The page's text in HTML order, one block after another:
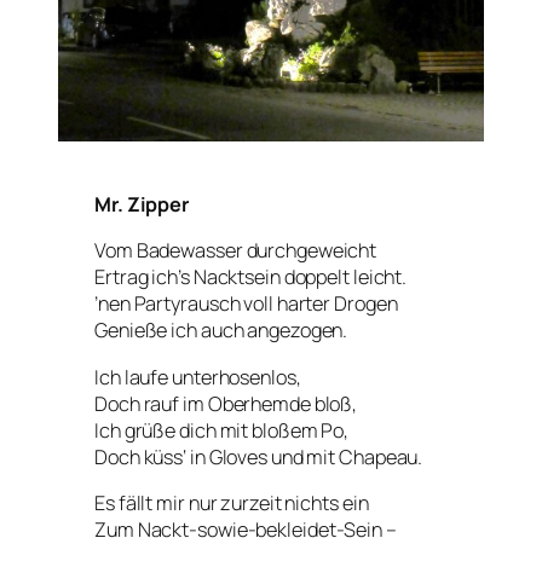
Mr. Zipper
Vom Badewasser durchgeweicht
Ertrag ich’s Nacktsein doppelt leicht.
’nen Partyrausch voll harter Drogen
Genieße ich auch angezogen.
Ich laufe unterhosenlos,
Doch rauf im Oberhemde bloß,
Ich grüße dich mit bloßem Po,
Doch küss‘ in Gloves und mit Chapeau.
Es fällt mir nur zurzeit nichts ein
Zum Nackt-sowie-bekleidet-Sein –